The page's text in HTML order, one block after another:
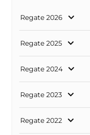
Regate 2026
Regate 2025
Regate 2024
Regate 2023
Regate 2022